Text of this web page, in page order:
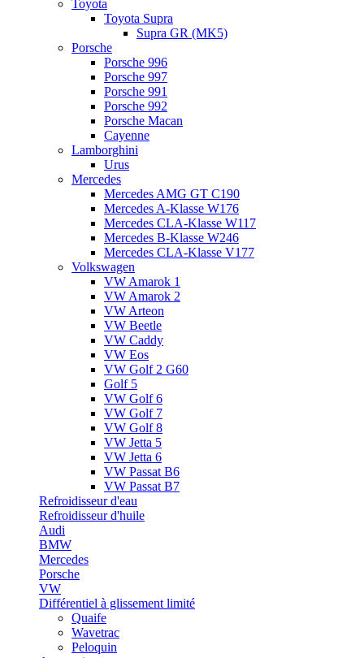
Toyota
Toyota Supra
Supra GR (MK5)
Porsche
Porsche 996
Porsche 997
Porsche 991
Porsche 992
Porsche Macan
Cayenne
Lamborghini
Urus
Mercedes
Mercedes AMG GT C190
Mercedes A-Klasse W176
Mercedes CLA-Klasse W117
Mercedes B-Klasse W246
Mercedes CLA-Klasse V177
Volkswagen
VW Amarok 1
VW Amarok 2
VW Arteon
VW Beetle
VW Caddy
VW Eos
VW Golf 2 G60
Golf 5
VW Golf 6
VW Golf 7
VW Golf 8
VW Jetta 5
VW Jetta 6
VW Passat B6
VW Passat B7
Refroidisseur d'eau
Refroidisseur d'huile
Audi
BMW
Mercedes
Porsche
VW
Différentiel à glissement limité
Quaife
Wavetrac
Peloquin